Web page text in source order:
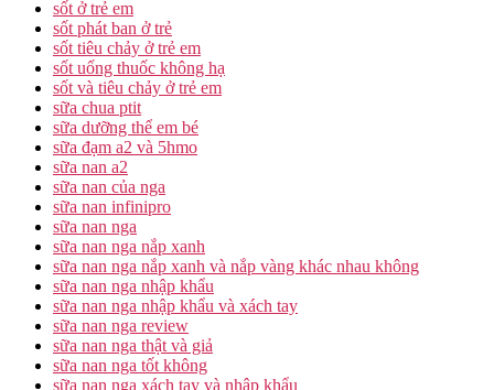
sốt ở trẻ em
sốt phát ban ở trẻ
sốt tiêu chảy ở trẻ em
sốt uống thuốc không hạ
sốt và tiêu chảy ở trẻ em
sữa chua ptit
sữa dưỡng thể em bé
sữa đạm a2 và 5hmo
sữa nan a2
sữa nan của nga
sữa nan infinipro
sữa nan nga
sữa nan nga nắp xanh
sữa nan nga nắp xanh và nắp vàng khác nhau không
sữa nan nga nhập khẩu
sữa nan nga nhập khẩu và xách tay
sữa nan nga review
sữa nan nga thật và giả
sữa nan nga tốt không
sữa nan nga xách tay và nhập khẩu